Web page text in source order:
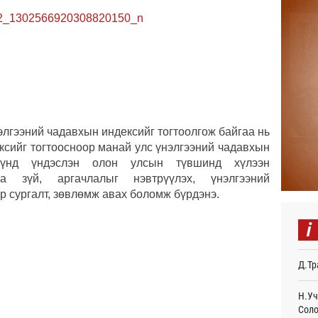
чадавхын индексийг тогтоолгож байгаа нь
тогтоосноор манай улс үнэлгээний чадавхын
үндэслэн олон улсын түвшинд хүлээн
зүй, аргачлалыг нэвтрүүлэх, үнэлгээний
сургалт, зөвлөмж авах боломж бүрдэнэ.
Энэ
i